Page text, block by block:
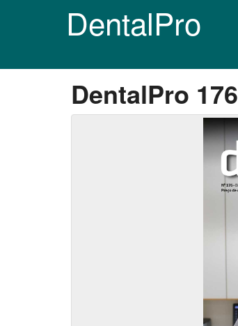
DentalPro
DentalPro 176